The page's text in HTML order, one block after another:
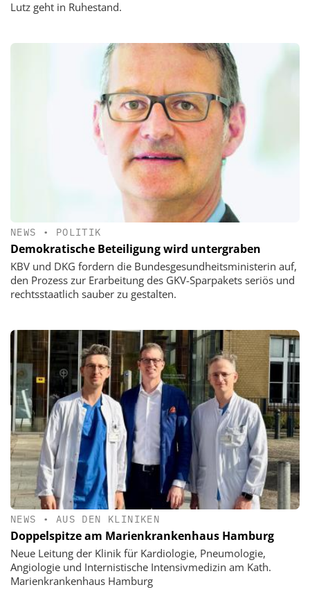
Lutz geht in Ruhestand.
NEWS • POLITIK
Demokratische Beteiligung wird untergraben
KBV und DKG fordern die Bundesgesundheitsministerin auf,
den Prozess zur Erarbeitung des GKV-Sparpakets seriös und
rechtsstaatlich sauber zu gestalten.
NEWS • AUS DEN KLINIKEN
Doppelspitze am Marienkrankenhaus Hamburg
Neue Leitung der Klinik für Kardiologie, Pneumologie,
Angiologie und Internistische Intensivmedizin am Kath.
Marienkrankenhaus Hamburg